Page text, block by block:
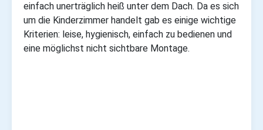
einfach unerträglich heiß unter dem Dach. Da es sich
um die Kinderzimmer handelt gab es einige wichtige
Kriterien: leise, hygienisch, einfach zu bedienen und
eine möglichst nicht sichtbare Montage.